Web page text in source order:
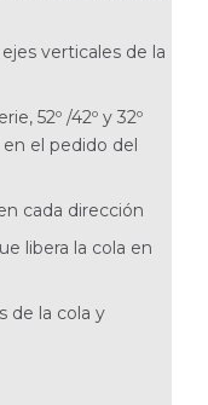
verticales de la
52º /42º y 32º
el pedido del
cada dirección
libera la cola en
de la cola y